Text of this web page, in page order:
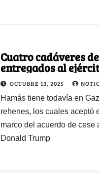
Cuatro cadáveres
entregados al
OCTUBRE 13, 2025
Hamás tiene todavía en
rehenes, los cuales aceptó
marco del acuerdo de cese
Donald Trump